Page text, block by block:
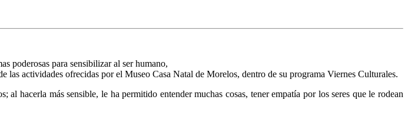
poderosas para sensibilizar al ser humano,
actividades ofrecidas por el Museo Casa Natal de Morelos, dentro de su programa Viernes Culturales.
hacerla más sensible, le ha permitido entender muchas cosas, tener empatía por los seres que le rodean